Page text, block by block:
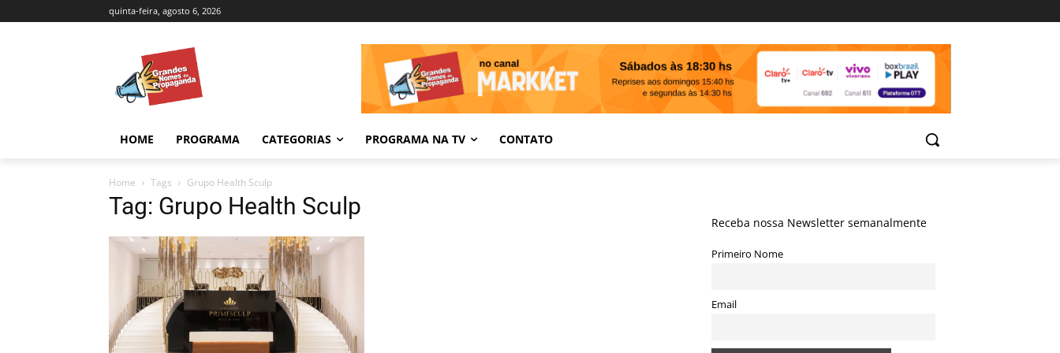
quinta-feira, agosto 6, 2026
HOME PROGRAMA CATEGORIAS PROGRAMA NA TV CONTATO
Home Tags Grupo Health Sculp
Tag: Grupo Health Sculp
Receba nossa Newsletter semanalmente
Primeiro Nome
Email